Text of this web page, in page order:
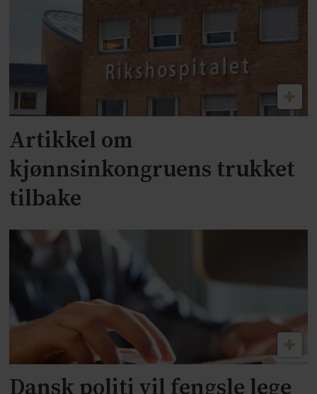
Artikkel om
kjønnsinkongruens trukket
tilbake